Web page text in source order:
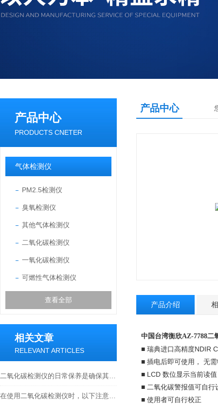
产品中心
PRODUCTS CNETER
气体检测仪
PM2.5检测仪
臭氧检测仪
其他气体检测仪
二氧化碳检测仪
一氧化碳检测仪
可燃性气体检测仪
查看全部
相关文章
RELEVANT ARTICLES
产品中心
产品介绍
中国台湾衡欣AZ-7788二
■ 瑞典进口高精度NDIR
■ 插电后即可使用， 无
■ LCD 数位显示当前读值
■ 二氧化碳警报值可自行
■ 使用者可自行校正